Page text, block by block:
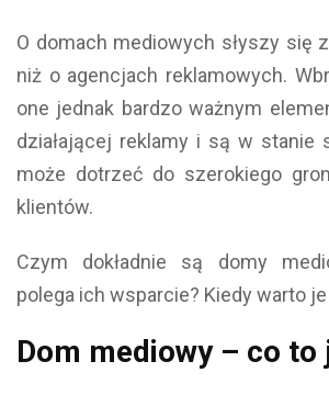
O domach mediowych słyszy się
niż o agencjach reklamowych.
one jednak bardzo ważnym
działającej reklamy i są w stanie
może dotrzeć do szerokiego
klientów.
Czym dokładnie są domy
polega ich wsparcie? Kiedy warto
Dom mediowy – co to